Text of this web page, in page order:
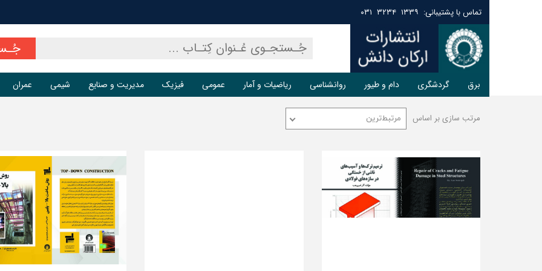
برق گردشگری دام و طیور روانشناسی ریاضیات و آمار عمومی فیزیک مدیریت و صنایع شیمی عمران
تماس با پشتیبانی: ۱۳۳۹ ۳۲۳۴ ۰۳۱
مرتب سازی بر اساس مرتبط‌ترین